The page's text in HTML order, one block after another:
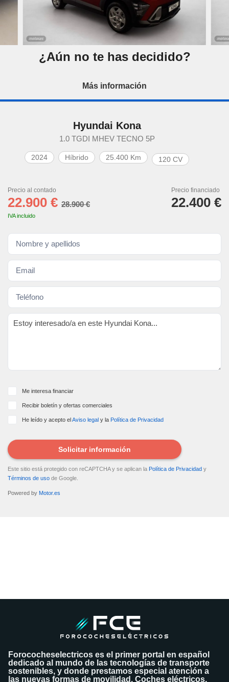
¿Aún no te has decidido?
Más información
Hyundai Kona
1.0 TGDI MHEV TECNO 5P
2024 Híbrido 25.400 Km 120 CV
Precio al contado
22.900 € 28.900 €
IVA incluido
Precio financiado
22.400 €
Me interesa financiar
Recibir boletín y ofertas comerciales
He leído y acepto elAviso legal y la Política de Privacidad
Solicitar información
Este sitio está protegido con reCAPTCHA y se aplican la Política de Privacidad y
Términos de uso de Google.
Powered by Motor.es
Forococheselectricos es el primer portal en español
dedicado al mundo de las tecnologías de transporte
sostenibles, y donde prestamos especial atención a
las nuevas formas de movilidad. Coches eléctricos,